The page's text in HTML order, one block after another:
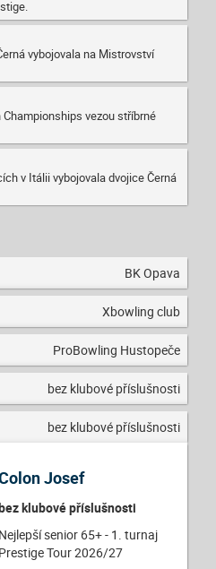
vybojovala na Mistrovství
vezou stříbrné
v Itálii vybojovala dvojice Černá
BK Opava
Xbowling club
ProBowling Hustopeče
bez klubové příslušnosti
bez klubové příslušnosti
Josef
klubové příslušnosti
Nejlepší senior 65+ - 1. turnaj
Prestige Tour 2026/27